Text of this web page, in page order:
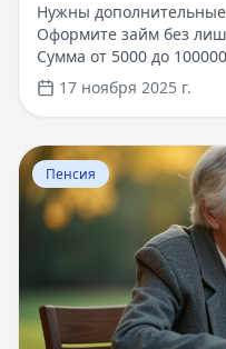
Нужны дополнительные
Оформите займ без
Сумма от 5000 до
15 минут после
клиентов действует
первый займ под 0% на
онлайн-оформление по
рефинансирования.
автоматически.
17 ноября 2025 г.
Перейти к статье:
Пенсия